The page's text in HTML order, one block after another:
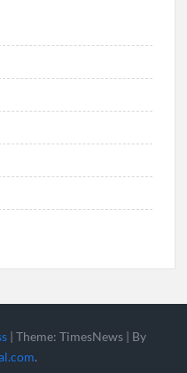
| Theme: TimesNews | By
.